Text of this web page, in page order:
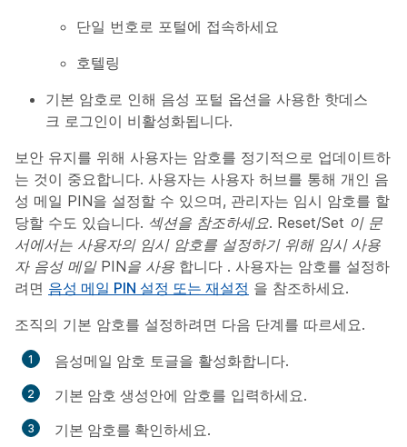
단일 번호로 포털에 접속하세요
호텔링
기본 암호로 인해 음성 포털 옵션을 사용한 핫데스
크 로그인이 비활성화됩니다.
보안 유지를 위해 사용자는 암호를 정기적으로 업데이트하
는 것이 중요합니다. 사용자는 사용자 허브를 통해 개인 음
성 메일 PIN을 설정할 수 있으며, 관리자는 임시 암호를 할
당할 수도 있습니다. 섹션을 참조하세요. Reset/Set 이 문
서에서는 사용자의 임시 암호를 설정하기 위해 임시 사용
자 음성 메일 PIN을 사용 합니다 . 사용자는 암호를 설정하
려면 음성 메일 PIN 설정 또는 재설정 을 참조하세요.
조직의 기본 암호를 설정하려면 다음 단계를 따르세요.
음성메일 암호 토글을 활성화합니다.
기본 암호 생성안에 암호를 입력하세요.
기본 암호를 확인하세요.